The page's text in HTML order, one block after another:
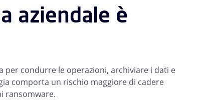
aziendale è
per condurre le operazioni, archiviare i dati e
comporta un rischio maggiore di cadere
ransomware.